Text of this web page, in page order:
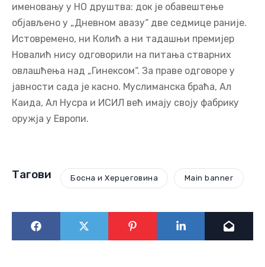
именовању у НО друштва: док је обавештење
објављено у „Дневном авазу“ две седмице раније.
Истовремено, ни Колић а ни тадашњи премијер
Новалић нису одговорили на питања стварних
овлашћења над „Гинексом“. За праве одговоре у
јавности сада је касно. Муслиманска браћа, Ал
Каида, Ал Нусра и ИСИЛ већ имају своју фабрику
оружја у Европи.
Тагови Босна и Херцеговина Main banner